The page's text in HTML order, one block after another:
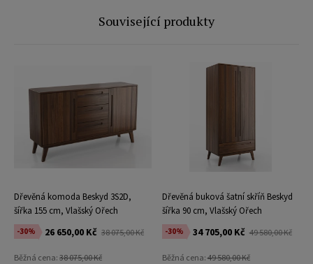
Související produkty
Dřevěná komoda Beskyd 3S2D,
šířka 155 cm, Vlašský Ořech
-30% 26 650,00 Kč 38 075,00 Kč
Běžná cena: 38 075,00 Kč
Dřevěná buková šatní skříň Beskyd
šířka 90 cm, Vlašský Ořech
-30% 34 705,00 Kč 49 580,00 Kč
Běžná cena:49 580,00 Kč